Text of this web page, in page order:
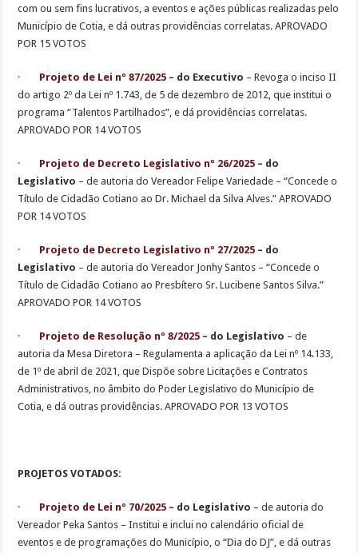
com ou sem fins lucrativos, a eventos e ações públicas realizadas pelo
Município de Cotia, e dá outras providências correlatas. APROVADO
POR 15 VOTOS
· Projeto de Lei nº 87/2025 – do Executivo – Revoga o inciso II
do artigo 2º da Lei nº 1.743, de 5 de dezembro de 2012, que institui o
programa “Talentos Partilhados”, e dá providências correlatas.
APROVADO POR 14 VOTOS
· Projeto de Decreto Legislativo nº 26/2025 – do
Legislativo – de autoria do Vereador Felipe Variedade – “Concede o
Título de Cidadão Cotiano ao Dr. Michael da Silva Alves.” APROVADO
POR 14 VOTOS
· Projeto de Decreto Legislativo nº 27/2025 – do
Legislativo – de autoria do Vereador Jonhy Santos – “Concede o
Título de Cidadão Cotiano ao Presbítero Sr. Lucibene Santos Silva.”
APROVADO POR 14 VOTOS
· Projeto de Resolução nº 8/2025 – do Legislativo – de
autoria da Mesa Diretora – Regulamenta a aplicação da Lei nº 14.133,
de 1º de abril de 2021, que Dispõe sobre Licitações e Contratos
Administrativos, no âmbito do Poder Legislativo do Município de
Cotia, e dá outras providências. APROVADO POR 13 VOTOS
PROJETOS VOTADOS:
· Projeto de Lei nº 70/2025 – do Legislativo – de autoria do
Vereador Peka Santos – Institui e inclui no calendário oficial de
eventos e de programações do Município, o “Dia do DJ”, e dá outras